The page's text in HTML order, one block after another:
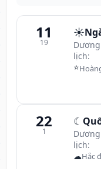
11
19
☀️
Dương
lịch:
⭐
22
1
☾
Dương
lịch:
☁Hắc